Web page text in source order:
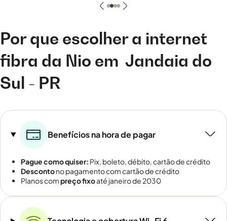
Por que escolher a internet
fibra da Nio em Jandaia do
Sul - PR
Benefícios na hora de pagar
Pague como quiser: Pix, boleto, débito, cartão de crédito
Descontono pagamento com cartão de crédito
Planos compreço fixoaté janeiro de 2030